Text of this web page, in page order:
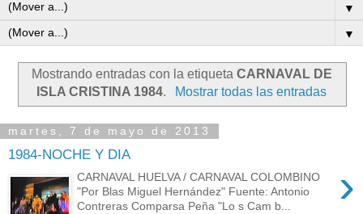
▼
▼
Mostrando entradas con la etiqueta CARNAVAL DE
ISLA CRISTINA 1984. Mostrar todas las entradas
martes, 7 de mayo de 2013
1984-NOCHE Y DIA
›
CARNAVAL HUELVA / CARNAVAL COLOMBINO
"Por Blas Miguel Hernández" Fuente: Antonio
Contreras Comparsa Peña "Lo s Cam b...